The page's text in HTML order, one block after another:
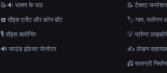
📝🔉 भाषण के पाठ
☎️ वॉइस एजेंट और फ़ोन बॉट
🎙️ वॉइस क्लोनिंग
🔊 साउंड इफ़ेक्ट जेनरेटर
📝 टेक्स्ट जनरेशन
🏷️ नाम, स्लोगन
💡 प्रॉम्प्ट
✍️ लेखन सहायक
📠 सामग्री